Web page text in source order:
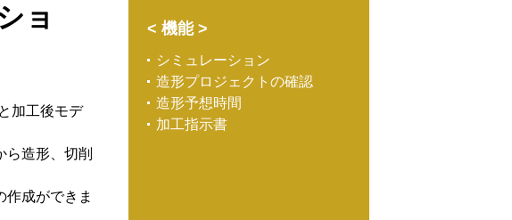
ョ
加工後モデ
ら造形、切削
作成ができま
< 機能 >
シミュレーション
造形プロジェクトの確認
造形予想時間
加工指示書